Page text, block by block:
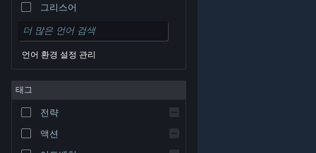
© Valve Corporation. 모든 권리 보유. 모든 상표는 미국
및 기타 국가에서 각각 해당 소유자의 재산입니다.
환불| 쿠키
그리스어
언어 환경 설정 관리
태그
전략
액션